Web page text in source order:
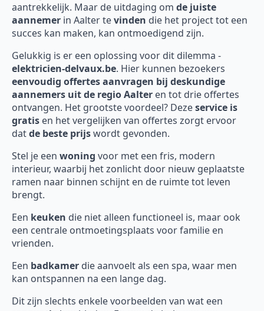
aantrekkelijk. Maar de uitdaging om de juiste
aannemer in Aalter tevinden die het project tot een
succes kan maken, kan ontmoedigend zijn.
Gelukkig is er een oplossing voor dit dilemma -
elektricien-delvaux.be. Hier kunnen bezoekers
eenvoudig offertes aanvragen bij deskundige
aannemers uit de regio Aalter en tot drie offertes
ontvangen. Het grootste voordeel? Dezeservice is
gratis en het vergelijken van offertes zorgt ervoor
datde beste prijswordt gevonden.
Stel je een woning voor met een fris, modern
interieur, waarbij het zonlicht door nieuw geplaatste
ramen naar binnen schijnt en de ruimte tot leven
brengt.
Een keuken die niet alleen functioneel is, maar ook
een centrale ontmoetingsplaats voor familie en
vrienden.
Een badkamer die aanvoelt als een spa, waar men
kan ontspannen na een lange dag.
Dit zijn slechts enkele voorbeelden van wat een